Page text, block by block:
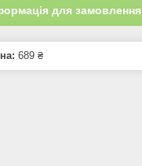
для замовлення
689 ₴